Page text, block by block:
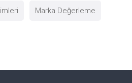
Marka Değerleme